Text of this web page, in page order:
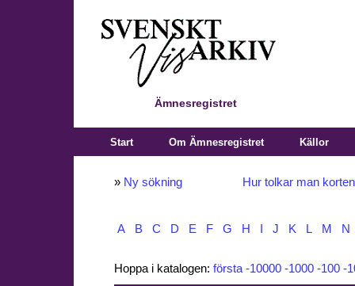
Ämnesregistret
Start Om Ämnesregistret Källor
» Ny sökning Hur tolkar man
A B C D E F G H J K L M N
Hoppa i katalogen: första -10000 -1000 -100 -